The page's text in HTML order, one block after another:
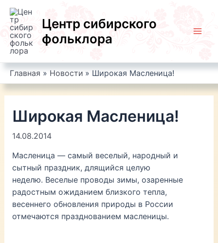
Перейти
содержимомуЦентр сибирского
фольклора
Главная Новости Широкая Масленица!
Широкая Масленица!
14.08.2014
Масленица — самый веселый, народный и
сытный праздник, длящийся целую
неделю. Веселые проводы зимы, озаренные
радостным ожиданием близкого тепла,
весеннего обновления природы в России
отмечаются празднованием масленицы.